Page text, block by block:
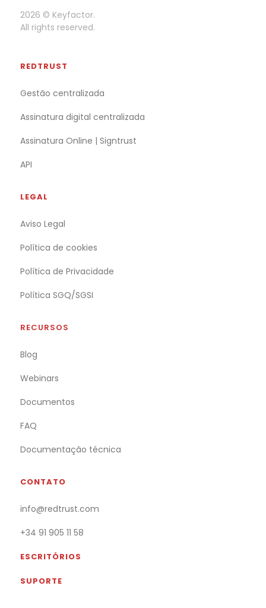
2026 © Keyfactor.
All rights reserved.
REDTRUST
Gestão centralizada
Assinatura digital centralizada
Assinatura Online | Signtrust
API
LEGAL
Aviso Legal
Política de cookies
Política de Privacidade
Política SGQ/SGSI
RECURSOS
Blog
Webinars
Documentos
FAQ
Documentação técnica
CONTATO
info@redtrust.com
+34 91 905 11 58
ESCRITÓRIOS
SUPORTE